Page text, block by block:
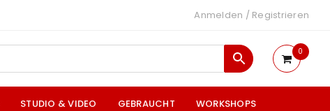
Anmelden / Registrieren
0
STUDIO & VIDEO GEBRAUCHT WORKSHOPS